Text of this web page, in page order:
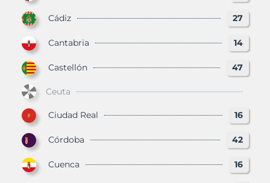
Cádiz 27
Cantabria 14
Castellón 47
Ceuta
Ciudad Real 16
Córdoba 42
Cuenca 16